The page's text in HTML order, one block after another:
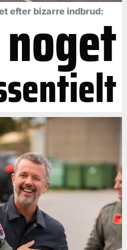
efter bizarre indbrud: